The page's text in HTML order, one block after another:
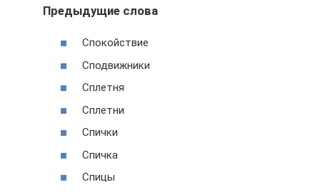
Предыдущие слова
Спокойствие
Сподвижники
Сплетня
Сплетни
Спички
Спичка
Спицы